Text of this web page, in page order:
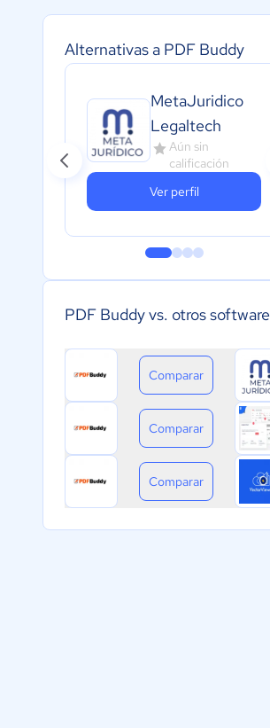
Alternativas a PDF Buddy
MetaJuridico
Legaltech
Aún sin
calificación
Ver perfil
PDF Buddy vs. otros software
Comparar
Comparar
Comparar